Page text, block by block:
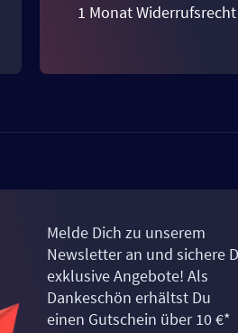
1 Monat Widerrufsrecht
Melde Dich zu unserem
Newsletter an und sichere
exklusive Angebote! Als
Dankeschön erhältst Du
einen Gutschein über 10 €*